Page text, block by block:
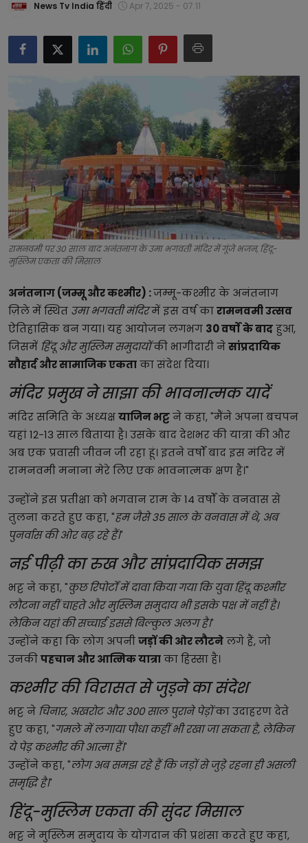
लाइफस्टाइल
बिजनेस
News Tv India हिंदी Apr 7, 2025 - 07:11
रामनवमी पर 30 साल बाद अनंतनाग के उमा भगवती मंदिर में गूंजे भजन, हिंदू-
मुस्लिम एकता की मिसाल
अनंतनाग (जम्मू और कश्मीर) :जम्मू-कश्मीर के अनंतनाग
ज़िले में स्थित उमा भगवती मंदिरमें इस वर्ष कारामनवमी उत्सव
ऐतिहासिक बन गया। यह आयोजन लगभग 30 वर्षों के बादहुआ,
जिसमें हिंदू और मुस्लिम समुदायोंकी भागीदारी नेसांप्रदायिक
सौहार्द और सामाजिक एकताका संदेश दिया।
मंदिर प्रमुख ने साझा की भावनात्मक यादें
मंदिर समिति के अध्यक्षयाजिन भट्टने कहा, "मैंने अपना बचपन
यहां 12-13 साल बिताया है। उसके बाद देशभर की यात्रा की और
अब एक प्रवासी जीवन जी रहा हूं। इतने वर्षों बाद इस मंदिर में
रामनवमी मनाना मेरे लिए एक भावनात्मक क्षण है।"
उन्होंने इस प्रतीक्षा को भगवान राम के 14 वर्षों के वनवास से
तुलना करते हुए कहा, "हम जैसे 35 साल के वनवास में थे, अब
पुनर्वास की ओर बढ़ रहे हैं।"
नई पीढ़ी का रुख और सांप्रदायिक समझ
भट्ट ने कहा, "कुछ रिपोर्टों में दावा किया गया कि युवा हिंदू कश्मीर
लौटना नहीं चाहते और मुस्लिम समुदाय भी इसके पक्ष में नहीं है।
लेकिन यहां की सच्चाई इससे बिल्कुल अलग है।"
उन्होंने कहा कि लोग अपनीजड़ों की ओर लौटनेलगे हैं, जो
उनकीपहचान और आत्मिक यात्राका हिस्सा है।
कश्मीर की विरासत से जुड़ने का संदेश
भट्ट ने चिनार, अखरोट और 300 साल पुराने पेड़ोंका उदाहरण देते
हुए कहा, "गमले में लगाया पौधा कहीं भी रखा जा सकता है, लेकिन
ये पेड़ कश्मीर की आत्मा हैं।"
उन्होंने कहा, "लोग अब समझ रहे हैं कि जड़ों से जुड़े रहना ही असली
समृद्धि है।"
हिंदू-मुस्लिम एकता की सुंदर मिसाल
भट्ट ने मुस्लिम समुदाय के योगदान की प्रशंसा करते हुए कहा,